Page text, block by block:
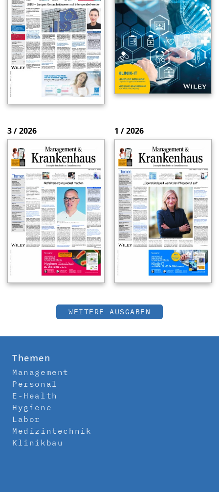
3 / 2026 1 / 2026
WEITERE AUSGABEN
Themen
Management
Personal
E-Health
Hygiene
Labor
Medizintechnik
Klinikbau